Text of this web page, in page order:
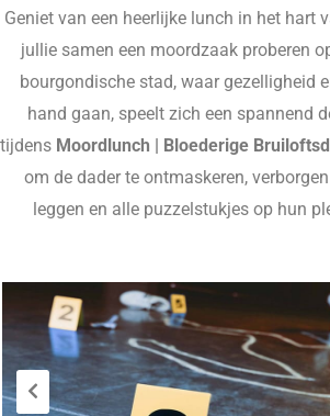
Geniet van een heerlijke lunch in het hart
jullie samen een moordzaak proberen
bourgondische stad, waar gezelligheid
hand gaan, speelt zich een spannend
tijdens Moordlunch | Bloederige
om de dader te ontmaskeren,
leggen en alle puzzelstukjes op hun